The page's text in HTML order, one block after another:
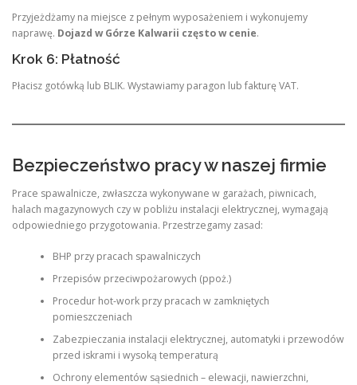
Przyjeżdżamy na miejsce z pełnym wyposażeniem i wykonujemy
naprawę. Dojazd w Górze Kalwarii często w cenie.
Krok 6: Płatność
Płacisz gotówką lub BLIK. Wystawiamy paragon lub fakturę VAT.
Bezpieczeństwo pracy w naszej firmie
Prace spawalnicze, zwłaszcza wykonywane w garażach, piwnicach,
halach magazynowych czy w pobliżu instalacji elektrycznej, wymagają
odpowiedniego przygotowania. Przestrzegamy zasad:
BHP przy pracach spawalniczych
Przepisów przeciwpożarowych (ppoż.)
Procedur hot-work przy pracach w zamkniętych
pomieszczeniach
Zabezpieczania instalacji elektrycznej, automatyki i przewodów
przed iskrami i wysoką temperaturą
Ochrony elementów sąsiednich – elewacji, nawierzchni,